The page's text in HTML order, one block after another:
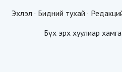
Эхлэл · Бидний тухай ·
Бүх эрх хуулиар